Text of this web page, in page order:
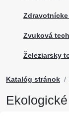
Zvuková
Železiarsky
Katalóg stránok